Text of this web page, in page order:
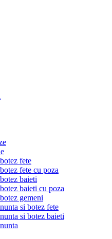
fete
fete cu poza
baieti
baieti cu poza
gemeni
si botez fete
si botez baieti